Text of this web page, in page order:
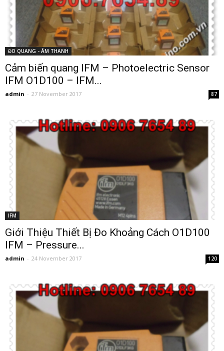
ĐO QUANG - ÂM THANH
Cảm biến quang IFM – Photoelectric Sensor
IFM O1D100 – IFM...
admin - 27 November 2017 87
IFM
Giới Thiệu Thiết Bị Đo Khoảng Cách O1D100
IFM – Pressure...
admin - 24 November 2017 120